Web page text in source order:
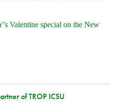
’s Valentine special on the New
of TROP ICSU